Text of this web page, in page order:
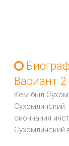
Вариант 2
Кем был
окончания
Сухомлинский